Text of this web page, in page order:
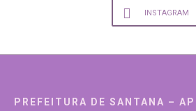
INSTAGRAM
PREFEITURA DE SANTANA – AP